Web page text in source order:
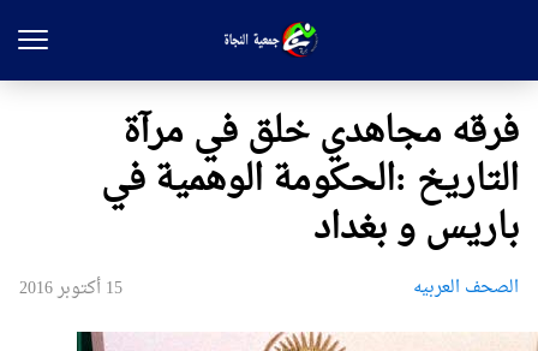
فرقه مجاهدي خلق في مرآة
التاريخ :الحكومة الوهمية في
باريس و بغداد
الصحف العربیه 15 أكتوبر 2016